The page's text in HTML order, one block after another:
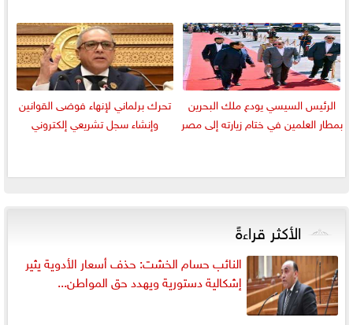
الرئيس السيسي يودع ملك البحرين
بمطار العلمين في ختام زيارته إلى مصر
تحرك برلماني لإنهاء فوضى القوانين
وإنشاء سجل تشريعي إلكتروني
الأكثر قراءةً
النائب حسام الخشت: حذف أسعار الأدوية يثير
إشكالية دستورية ويهدد حق المواطن...